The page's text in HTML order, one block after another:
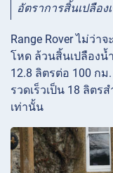
อัตราการสิ้นเปลือง
Range Rover ไม่ว่า
โหด ล้วนสิ้นเปลืองน้
12.8 ลิตรต่อ 100 กม
รวดเร็วเป็น 18 ลิตร
เท่านั้น